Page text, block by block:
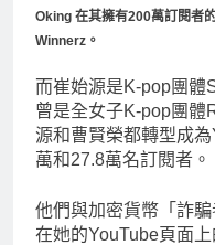
Oking 在其擁有200萬訂閱者
Winnerz。
而崔始源是K-pop團體
曾是全女子K-pop團體
源和曹賢榮都轉型成
萬和27.8萬名訂閱者。
他們與加密貨幣「詐
在她的YouTube頁面上